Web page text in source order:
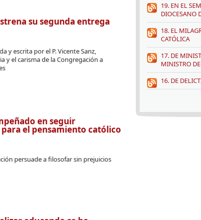
su segunda entrega
y escrita por el P. Vicente Sanz,
y el carisma de la Congregación a
en seguir
el pensamiento católico
persuade a filosofar sin prejuicios
19. EN EL
DIOCESANO
18. EL
CATÓLICA
17. DE
MINISTRO
16. DE